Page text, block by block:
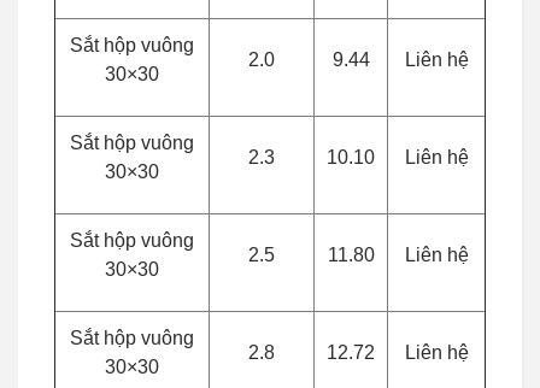
Sắt hộp vuông
30×30
2.0 9.44 Liên hệ
Sắt hộp vuông
30×30
2.3 10.10 Liên hệ
Sắt hộp vuông
30×30
2.5 11.80 Liên hệ
Sắt hộp vuông
30×30
2.8 12.72 Liên hệ